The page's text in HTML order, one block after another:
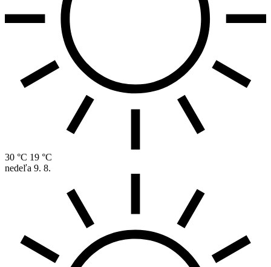
30 °C 19 °C
nedeľa 9. 8.